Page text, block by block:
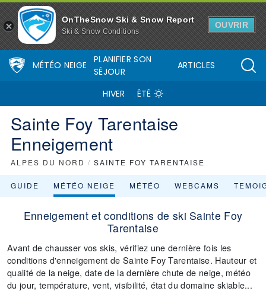
OnTheSnow Ski & Snow Report
Ski & Snow Conditions
OUVRIR
MÉTÉO NEIGE
PLANIFIER SON
SÉJOUR
ARTICLES
HIVER ÉTÉ
Sainte Foy Tarentaise
Enneigement
ALPES DU NORD / SAINTE FOY TARENTAISE
GUIDE MÉTÉO NEIGE MÉTÉO WEBCAMS
Enneigement et conditions de ski Sainte Foy
Tarentaise
Avant de chausser vos skis, vérifiez une dernière fois les
conditions d'enneigement de Sainte Foy Tarentaise. Hauteur et
qualité de la neige, date de la dernière chute de neige, météo
du jour, température, vent, visibilité, état du domaine skiable...